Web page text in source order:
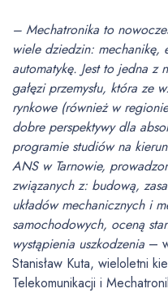
– Mechatronika to
wiele dziedzin: mechanikę,
automatykę. Jest to jedna z
gałęzi przemysłu, która ze
rynkowe (również w
dobre perspektywy dla
programie studiów na
ANS w Tarnowie,
związanych z: budową,
układów mechanicznych i
samochodowych, oceną
wystąpienia uszkodzenia –
Stanisław Kuta, wieloletni
Telekomunikacji i